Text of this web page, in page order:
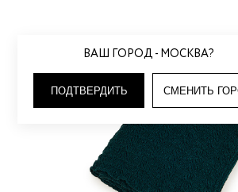
ВАШ ГОРОД - МОСКВА?
ПОДТВЕРДИТЬ СМЕНИТЬ